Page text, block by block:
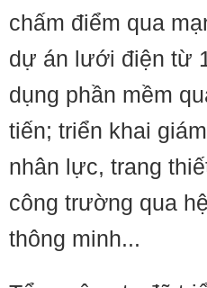
chấm điểm qua
dự án lưới điện từ
dụng phần mềm
tiến; triển khai
nhân lực, trang
công trường qua
thông minh...